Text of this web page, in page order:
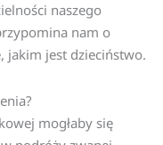
naszego
nam o
jakim jest dzieciństwo.
mogłaby się